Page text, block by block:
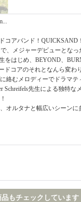
コアバンド！QUICKSAND！
、メジャーデビューとなっ
生をはじめ、BEYOND、
ドコアのそれとなんら変わ
絡むメロディーでドラマ
Schreifels先生による独特
オルタナと幅広いシーン
もチェックしています